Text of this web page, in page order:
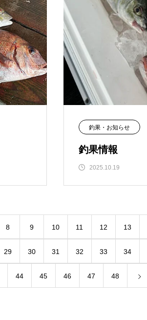
釣果・お知らせ
釣果情報
2025.10.19
8 9 10 11 12 13
29 30 31 32 33 34
44 45 46 47 48